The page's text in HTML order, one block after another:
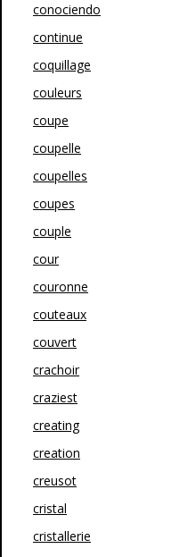
conociendo
continue
coquillage
couleurs
coupe
coupelle
coupelles
coupes
couple
cour
couronne
couteaux
couvert
crachoir
craziest
creating
creation
creusot
cristal
cristallerie